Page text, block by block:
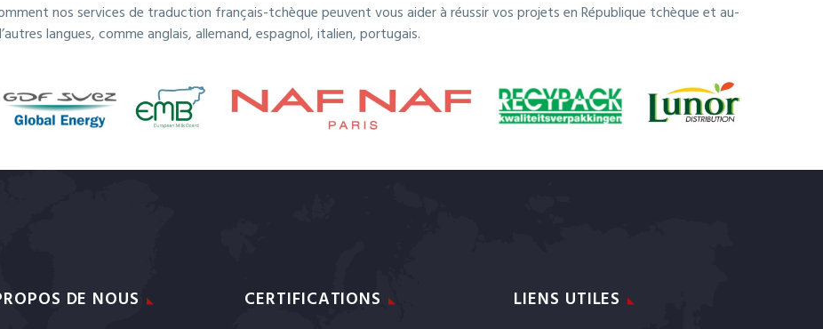
nos services de traduction français-tchèque peuvent vous aider à réussir vos projets en République tchèque et au-
langues, comme anglais, allemand, espagnol, italien, portugais.
DE NOUS CERTIFICATIONS LIENS UTILES